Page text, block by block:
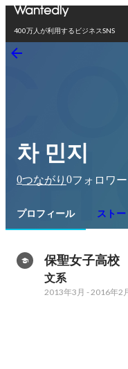
400万人が利用するビジネスSNS
차 민지
0つながり 0フォロワー
プロフィール スト
保聖女子高校
文系
2013年3月 -2016年2